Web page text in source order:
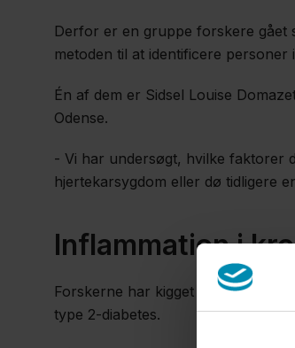
Derfor er en gruppe forskere gået
metoden til at identificere personer
Én af dem er Sidsel Louise
Odense.
- Vi har undersøgt, hvilke faktorer
hjertekarsygdom eller dø tidligere
Inflammation i
Forskerne har kigget på nogle
type 2-diabetes.